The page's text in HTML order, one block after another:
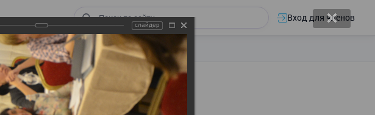
Вход для членов
слайдер